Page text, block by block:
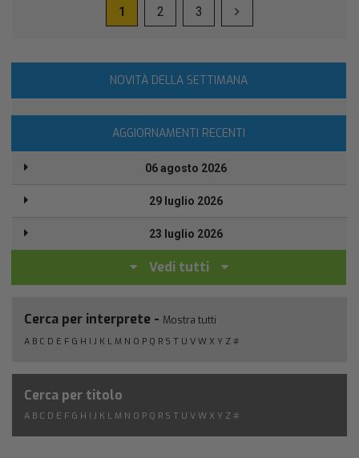
1 2 3
NOVITÀ DELLA SETTIMANA
AGGIORNAMENTI RECENTI
06 agosto 2026
29 luglio 2026
23 luglio 2026
Vedi tutti
Cerca per interprete - Mostra tutti
A B C D E F G H I J K L M N O P Q R S T U V W X Y Z #
Cerca per titolo
A B C D E F G H I J K L M N O P Q R S T U V W X Y Z #